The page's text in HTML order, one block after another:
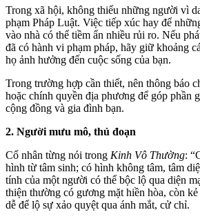
Trong xã hội, không thiếu những người vì
phạm Pháp Luật. Việc tiếp xúc hay để
vào nhà có thể tiềm ẩn nhiều rủi ro. Nếu
đã có hành vi phạm pháp, hãy giữ khoảng
họ ảnh hưởng đến cuộc sống của bạn.
Trong trường hợp cần thiết, nên thông báo
hoặc chính quyền địa phương để góp phần
cộng đồng và gia đình bạn.
2. Người mưu mô, thủ đoạn
Cổ nhân từng nói trong Kinh Vô Thường:
hình từ tâm sinh; có hình không tâm, tâm
tính của một người có thể bộc lộ qua diện
thiện thường có gương mặt hiền hòa, còn
dễ để lộ sự xảo quyệt qua ánh mắt, cử chỉ.